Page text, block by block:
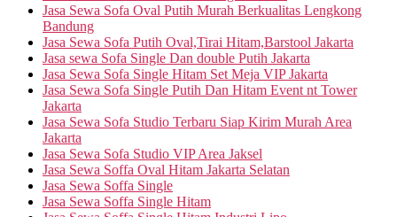
Jasa Sewa Sofa Oval Putih Murah Berkualitas Lengkong
Bandung
Jasa Sewa Sofa Putih Oval,Tirai Hitam,Barstool Jakarta
Jasa sewa Sofa Single Dan double Putih Jakarta
Jasa Sewa Sofa Single Hitam Set Meja VIP Jakarta
Jasa Sewa Sofa Single Putih Dan Hitam Event nt Tower
Jakarta
Jasa Sewa Sofa Studio Terbaru Siap Kirim Murah Area
Jakarta
Jasa Sewa Sofa Studio VIP Area Jaksel
Jasa Sewa Soffa Oval Hitam Jakarta Selatan
Jasa Sewa Soffa Single
Jasa Sewa Soffa Single Hitam